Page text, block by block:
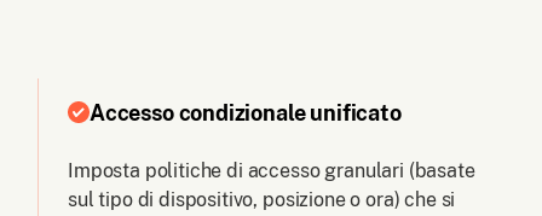
Accesso condizionale unificato
Imposta politiche di accesso granulari (basate
sul tipo di dispositivo, posizione o ora) che si